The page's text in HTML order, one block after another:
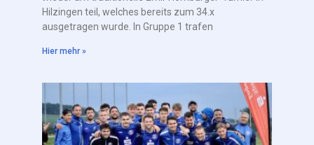
Hilzingen teil, welches bereits zum 34.x
ausgetragen wurde. In Gruppe 1 trafen
Hier mehr »